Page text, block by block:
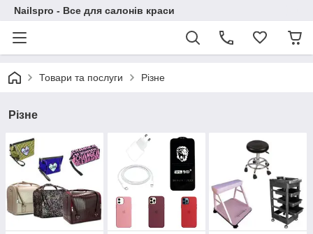
Nailspro - Все для салонів краси
Товари та послуги Різне
Різне